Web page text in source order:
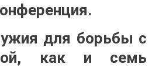
для борьбы с
как и семь